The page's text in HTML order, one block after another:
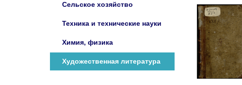
Сельское хозяйство
Техника и технические науки
Химия, физика
Художественная литература